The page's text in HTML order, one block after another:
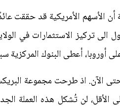
الأسهم الأمريكية قد حققت
تركيز الاستثمارات في
أوروبا، أعطى البنوك المركزية
الآن. اذ طرحت مجموعة
الأقل، لن تُشكل هذه العملة